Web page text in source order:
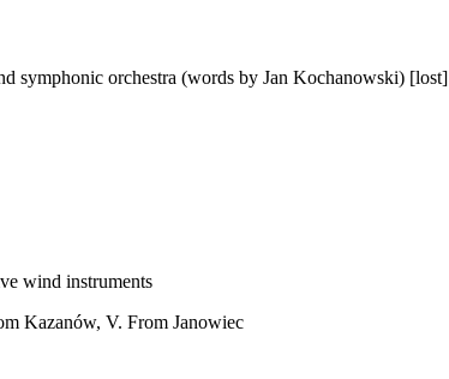
symphonic orchestra (words by Jan Kochanowski) [lost]
wind instruments
Kazanów, V. From Janowiec